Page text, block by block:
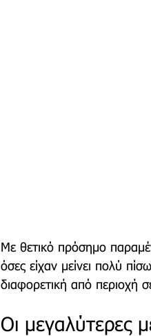
Με θετικό πρόσημο
όσες είχαν μείνει πολύ
διαφορετική από περιοχή
Οι μεγαλύτερες